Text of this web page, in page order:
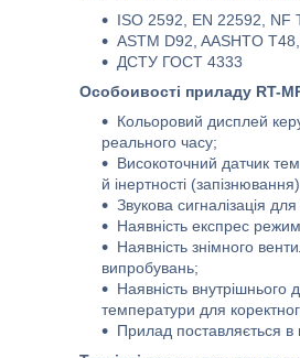
ISO 2592, EN 22592, NF
ASTM D92, AASHTO
ДСТУ ГОСТ 4333
Особоивості приладу RT-
Кольоровий дисплей
реального часу;
Високоточний датчик
й інертності
Звукова сигналізація
Наявність експрес
Наявність знімного
випробувань;
Наявність внутрішнього
температури для
Прилад поставляється в